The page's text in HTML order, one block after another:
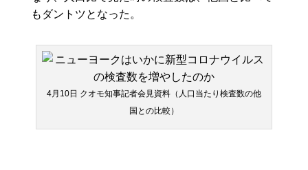
もダントツとなった。
4月10日 クオモ知事記者会見資料（人口当たり検査数の他
国との比較）